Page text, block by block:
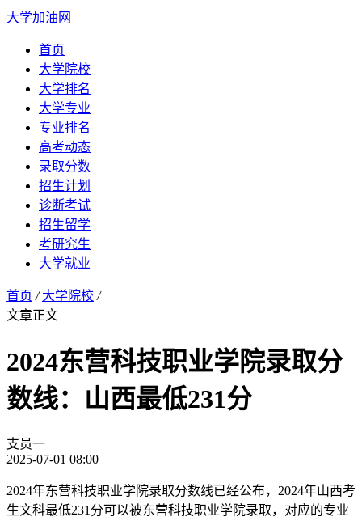
大学加油网
首页
大学院校
大学排名
大学专业
专业排名
高考动态
录取分数
招生计划
诊断考试
招生留学
考研究生
大学就业
首页 / 大学院校 /
文章正文
2024东营科技职业学院录取分
数线：山西最低231分
支员一
2025-07-01 08:00
2024年东营科技职业学院录取分数线已经公布，2024年山西考
生文科最低231分可以被东营科技职业学院录取，对应的专业